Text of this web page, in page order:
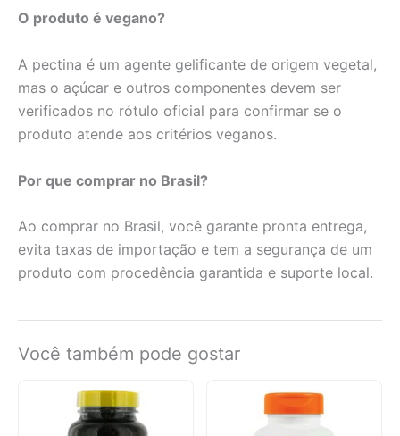
O produto é vegano?
A pectina é um agente gelificante de origem vegetal,
mas o açúcar e outros componentes devem ser
verificados no rótulo oficial para confirmar se o
produto atende aos critérios veganos.
Por que comprar no Brasil?
Ao comprar no Brasil, você garante pronta entrega,
evita taxas de importação e tem a segurança de um
produto com procedência garantida e suporte local.
Você também pode gostar